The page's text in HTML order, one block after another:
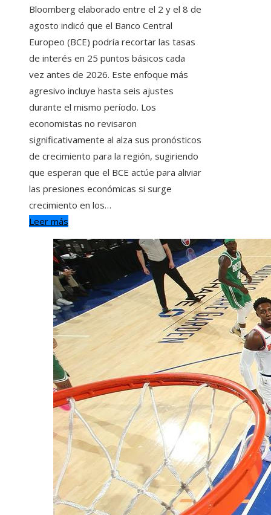
Bloomberg elaborado entre el 2 y el 8 de
agosto indicó que el Banco Central
Europeo (BCE) podría recortar las tasas
de interés en 25 puntos básicos cada
vez antes de 2026. Este enfoque más
agresivo incluye hasta seis ajustes
durante el mismo período. Los
economistas no revisaron
significativamente al alza sus pronósticos
de crecimiento para la región, sugiriendo
que esperan que el BCE actúe para aliviar
las presiones económicas si surge
crecimiento en los…
Leer más